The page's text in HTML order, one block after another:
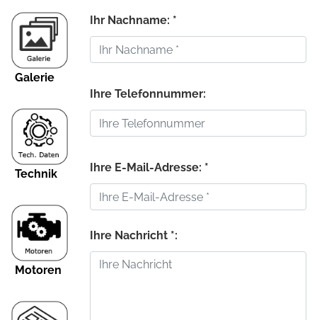
Galerie
Technik
Motoren
Ihr Nachname: *
Ihre Telefonnummer:
Ihre E-Mail-Adresse: *
Ihre Nachricht *: